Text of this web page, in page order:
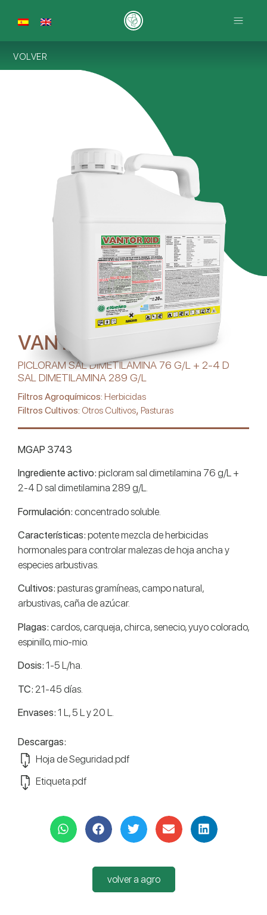
VOLVER
VANTOR 101D
PICLORAM SAL DIMETILAMINA 76 G/L + 2-4 D
SAL DIMETILAMINA 289 G/L
Filtros Agroquímicos: Herbicidas
Filtros Cultivos: Otros Cultivos, Pasturas
MGAP 3743
Ingrediente activo: picloram sal dimetilamina 76 g/L +
2-4 D sal dimetilamina 289 g/L.
Formulación: concentrado soluble.
Características: potente mezcla de herbicidas
hormonales para controlar malezas de hoja ancha y
especies arbustivas.
Cultivos: pasturas gramíneas, campo natural,
arbustivas, caña de azúcar.
Plagas: cardos, carqueja, chirca, senecio, yuyo colorado,
espinillo, mio-mio.
Dosis: 1-5 L/ha.
TC: 21-45 días.
Envases: 1 L, 5 L y 20 L.
Descargas:
Hoja de Seguridad.pdf
Etiqueta.pdf
volver a agro